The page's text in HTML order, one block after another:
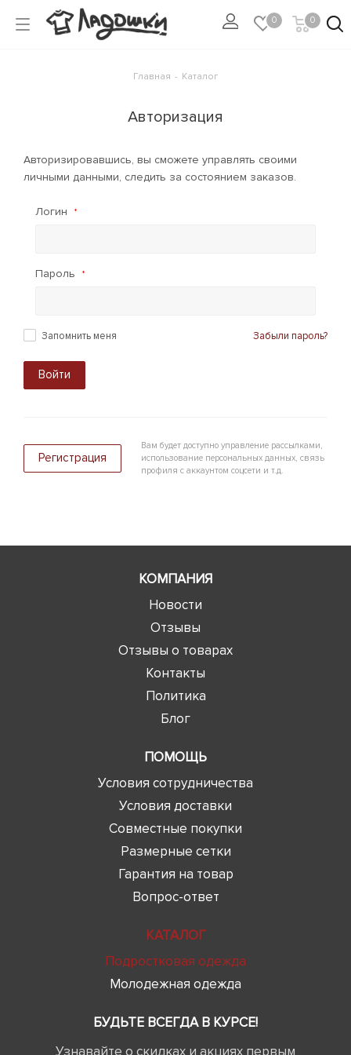
0 0
Главная - Каталог
Авторизация
Авторизировавшись, вы сможете управлять своими
личными данными, следить за состоянием заказов.
Логин *
Пароль *
Забыли пароль?
Запомнить меня
Войти
Регистрация
Вам будет доступно управление рассылками,
использование персональных данных, связь
профиля с аккаунтом соцсети и т.д.
КОМПАНИЯ
Новости
Отзывы
Отзывы о товарах
Контакты
Политика
Блог
ПОМОЩЬ
Условия сотрудничества
Условия доставки
Совместные покупки
Размерные сетки
Гарантия на товар
Вопрос-ответ
КАТАЛОГ
Подростковая одежда
Молодежная одежда
БУДЬТЕ ВСЕГДА В КУРСЕ!
Узнавайте о скидках и акциях первым